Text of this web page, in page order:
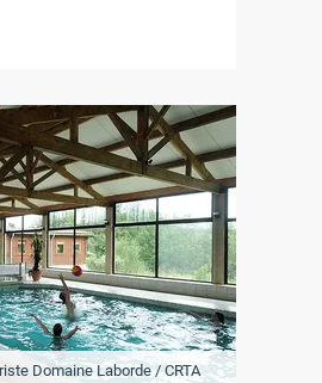
Domaine Laborde / CRTA